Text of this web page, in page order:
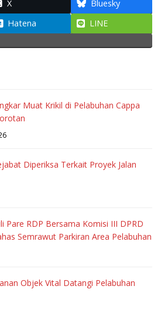
X
Bluesky
Hatena LINE
Muat Krikil di Pelabuhan Cappa
Diperiksa Terkait Proyek Jalan
Pare RDP Bersama Komisi III DPRD
Semrawut Parkiran Area Pelabuhan
Objek Vital Datangi Pelabuhan